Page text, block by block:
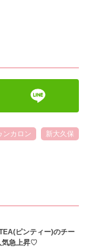
ンカロン 新大久保
ピンティー)のチー
気急上昇♡